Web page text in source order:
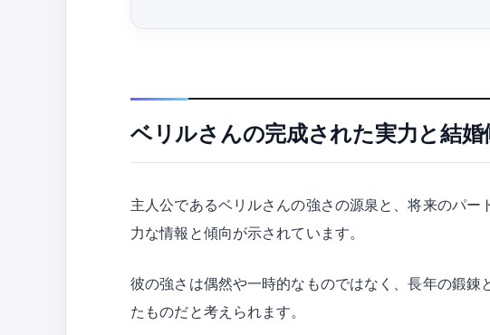
ベリルさんの完成された実力と結婚
主人公であるベリルさんの強さの源泉と、将来のパ
力な情報と傾向が示されています。
彼の強さは偶然や一時的なものではなく、長年の鍛
たものだと考えられます。